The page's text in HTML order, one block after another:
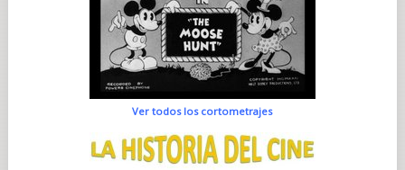
Ver todos los cortometrajes